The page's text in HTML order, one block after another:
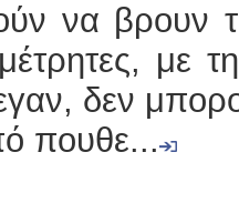
να βρουν
με
δεν
πουθε...